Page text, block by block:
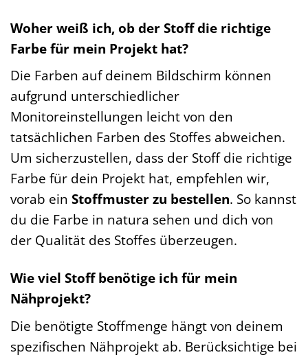
Woher weiß ich, ob der Stoff die richtige
Farbe für mein Projekt hat?
Die Farben auf deinem Bildschirm können
aufgrund unterschiedlicher
Monitoreinstellungen leicht von den
tatsächlichen Farben des Stoffes abweichen.
Um sicherzustellen, dass der Stoff die richtige
Farbe für dein Projekt hat, empfehlen wir,
vorab ein Stoffmuster zu bestellen. So kannst
du die Farbe in natura sehen und dich von
der Qualität des Stoffes überzeugen.
Wie viel Stoff benötige ich für mein
Nähprojekt?
Die benötigte Stoffmenge hängt von deinem
spezifischen Nähprojekt ab. Berücksichtige bei